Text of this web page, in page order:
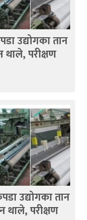
उद्योगका तान
परीक्षण
उद्योगका तान
थाले, परीक्षण